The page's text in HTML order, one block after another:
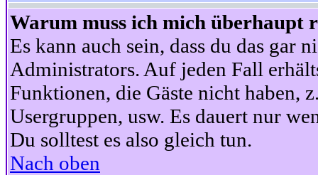
Warum muss ich mich überhaupt
Es kann auch sein, dass du das gar
Administrators. Auf jeden Fall
Funktionen, die Gäste nicht haben,
Usergruppen, usw. Es dauert nur
Du solltest es also gleich tun.
Nach oben